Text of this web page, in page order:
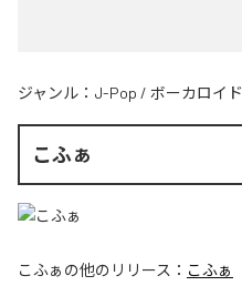
ジャンル： J-Pop / ボーカロイド
こふぁ
こふぁ の他のリリース： こふぁ